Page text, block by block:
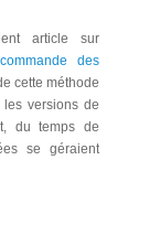
article sur
des
cette méthode
les versions de
du temps de
se géraient